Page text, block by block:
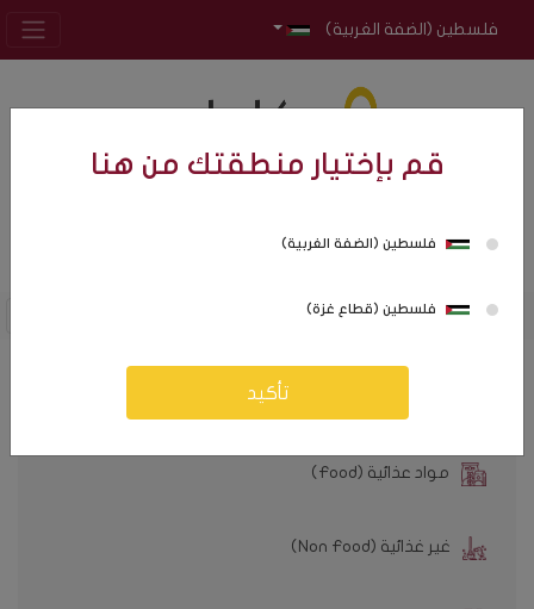
فلسطين (الضفة الغربية)
0
0
قم بإختيار منطقتك من هنا
فلسطين (الضفة الغربية)
فلسطين (قطاع غزة)
تأكيد
كافة التصنيفات
مواد عذائية (Food)
غير غذائية (Non Food)